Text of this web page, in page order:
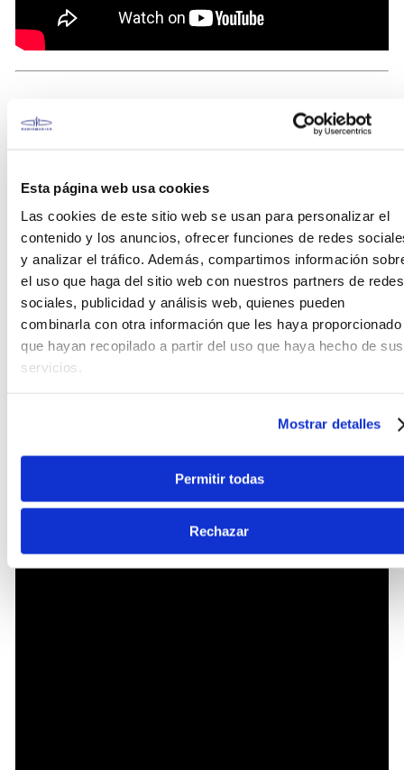
Esta página web usa cookies
Las cookies de este sitio web se usan para personalizar el
contenido y los anuncios, ofrecer funciones de redes
y analizar el tráfico. Además, compartimos información
el uso que haga del sitio web con nuestros partners de redes
sociales, publicidad y análisis web, quienes pueden
combinarla con otra información que les haya proporcionado
que hayan recopilado a partir del uso que haya hecho de sus
servicios.
Mostrar detalles
Permitir todas
Rechazar
tecnología CabRig.
El realismo de un gabinete microfoneado llega a tu
flujo de trabajo digital sin necesidad de interfaces
externas costosas. Mediante su salida USB-C y el
software CabRig basado en DSP, tienes acceso a
cientos de combinaciones de micrófonos, salas y
altavoces con latencia cero. Esto permite capturar
profesional por la salida XLR balanceada hacia la
consistente en cada presentación.